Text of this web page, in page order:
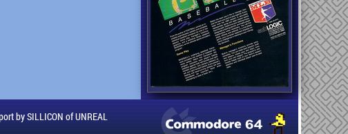
by SILLICON of UNREAL